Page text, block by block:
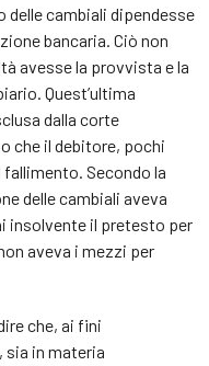
delle cambiali dipendesse
bancaria. Ciò non
avesse la provvista e la
Quest’ultima
dalla corte
che il debitore, pochi
Secondo la
delle cambiali aveva
insolvente il pretesto per
aveva i mezzi per
che, ai fini
sia in materia